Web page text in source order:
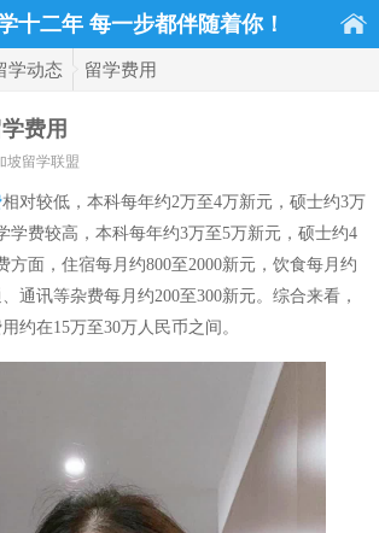
十二年 每一步都伴随着你！
学动态 留学费用
费用
坡留学联盟
相对较低，本科每年约2万至4万新元，硕士约3万
学费较高，本科每年约3万至5万新元，硕士约4
方面，住宿每月约800至2000新元，饮食每月约
通讯等杂费每月约200至300新元。综合来看，
约在15万至30万人民币之间。